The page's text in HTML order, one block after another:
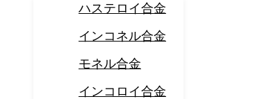
ハステロイ合金
インコネル合金
モネル合金
インコロイ合金